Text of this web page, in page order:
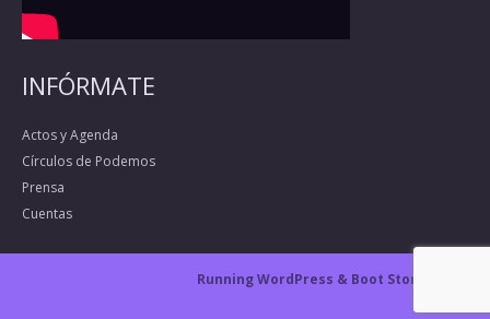
INFÓRMATE
Actos y Agenda
Círculos de Podemos
Prensa
Cuentas
Running WordPress & Boot Store theme